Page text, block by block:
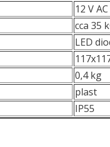
12 V
cca 35
LED
0,4 kg
plast
IP55